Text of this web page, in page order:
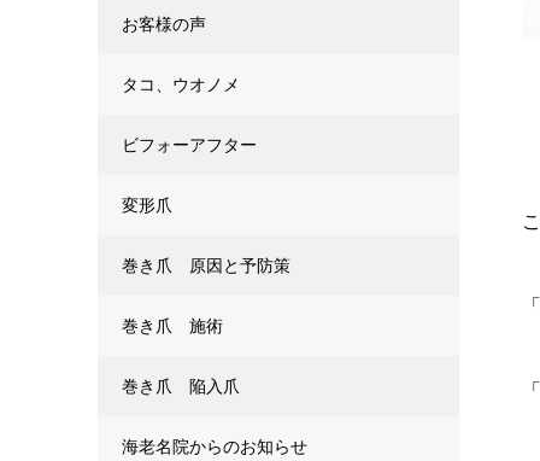
「
「
お客様の声
タコ、ウオノメ
ビフォーアフター
変形爪
巻き爪 原因と予防策
巻き爪 施術
巻き爪 陥入爪
海老名院からのお知らせ